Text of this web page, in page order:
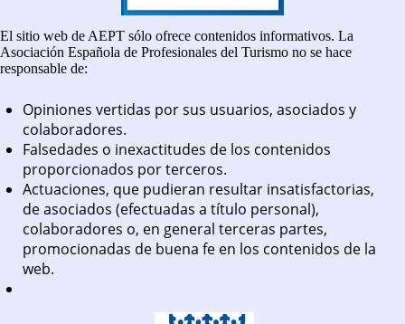
El sitio web de AEPT sólo ofrece contenidos informativos. La
Asociación Española de Profesionales del Turismo no se hace
responsable de:
Opiniones vertidas por sus usuarios, asociados y
colaboradores.
Falsedades o inexactitudes de los contenidos
proporcionados por terceros.
Actuaciones, que pudieran resultar insatisfactorias,
de asociados (efectuadas a título personal),
colaboradores o, en general terceras partes,
promocionadas de buena fe en los contenidos de la
web.